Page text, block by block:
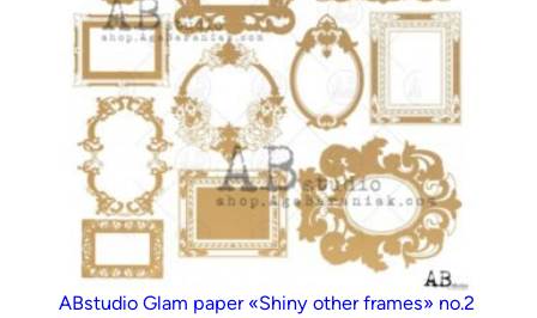
ABstudio Glam paper «Shiny other frames» no.2